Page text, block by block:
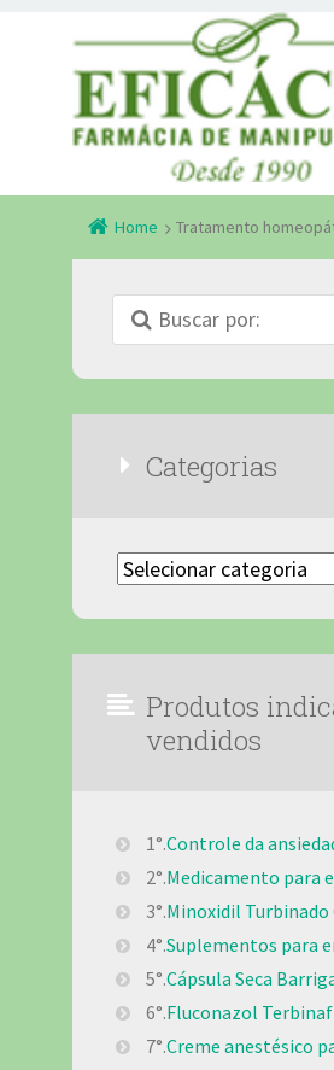
Home Tratamento
Categorias
Categorias
Produtos
vendidos
1°.Controle da
2°.Medicamento para
3°.Minoxidil Turbinado
4°.Suplementos para
5°.Cápsula Seca
6°.Fluconazol
7°.Creme anestésico